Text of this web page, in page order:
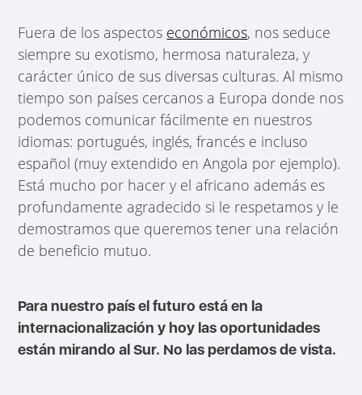
Fuera de los aspectos económicos, nos seduce
siempre su exotismo, hermosa naturaleza, y
carácter único de sus diversas culturas. Al mismo
tiempo son países cercanos a Europa donde nos
podemos comunicar fácilmente en nuestros
idiomas: portugués, inglés, francés e incluso
español (muy extendido en Angola por ejemplo).
Está mucho por hacer y el africano además es
profundamente agradecido si le respetamos y le
demostramos que queremos tener una relación
de beneficio mutuo.
Para nuestro país el futuro está en la
internacionalización y hoy las oportunidades
están mirando al Sur. No las perdamos de vista.